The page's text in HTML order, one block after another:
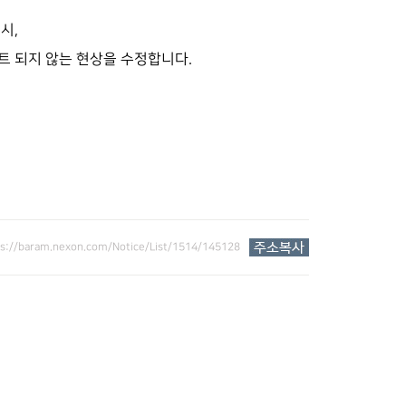
,
되지 않는 현상을 수정합니다.
baram.nexon.com/Notice/List/1514/145128